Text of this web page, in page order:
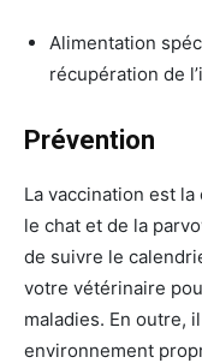
Alimentation
récupération de
Prévention
La vaccination est
le chat et de la
de suivre le
votre vétérinaire
maladies. En outre,
environnement